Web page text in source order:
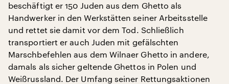
beschäftigt er 150 Juden aus dem Ghetto als
Handwerker in den Werkstätten seiner Arbeitsstelle
und rettet sie damit vor dem Tod. Schließlich
transportiert er auch Juden mit gefälschten
Marschbefehlen aus dem Wilnaer Ghetto in andere,
damals als sicher geltende Ghettos in Polen und
Weißrussland. Der Umfang seiner Rettungsaktionen